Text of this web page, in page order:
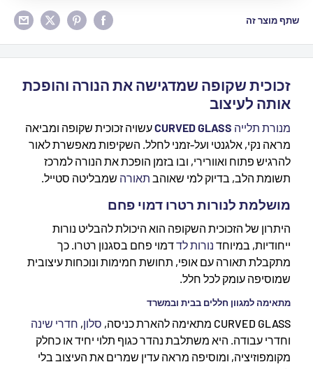
שתף מוצר זה
זכוכית שקופה שמדגישה את הנורה והופכת
אותה לעיצוב
מנורת תלייה CURVED GLASSעשויה זכוכית שקופה ומביאה
מראה נקי, אלגנטי ועל-זמני לחלל. השקיפות מאפשרת לאור
להרגיש פתוח ואוורירי, ובו בזמן הופכת את הנורה למרכז
תשומת הלב, בדיוק למי שאוהב תאורה שמבליטה סטייל.
מושלמת לנורות רטרו דמוי פחם
היתרון של הזכוכית השקופה הוא היכולת להבליט נורות
ייחודיות, במיוחד נורות לדדמוי פחם בסגנון רטרו. כך
מתקבלת תאורה עם אופי, תחושת חמימות ונוכחות עיצובית
שמוסיפה עומק לכל חלל.
מתאימה למגוון חללים בבית ובמשרד
CURVED GLASS מתאימה להארת כניסה, סלון, חדרי שינה
וחדרי עבודה. היא משתלבת נהדר כגוף תלוי יחיד או כחלק
מקומפוזיציה, ומוסיפה מראה עדין שמרים את העיצוב בלי